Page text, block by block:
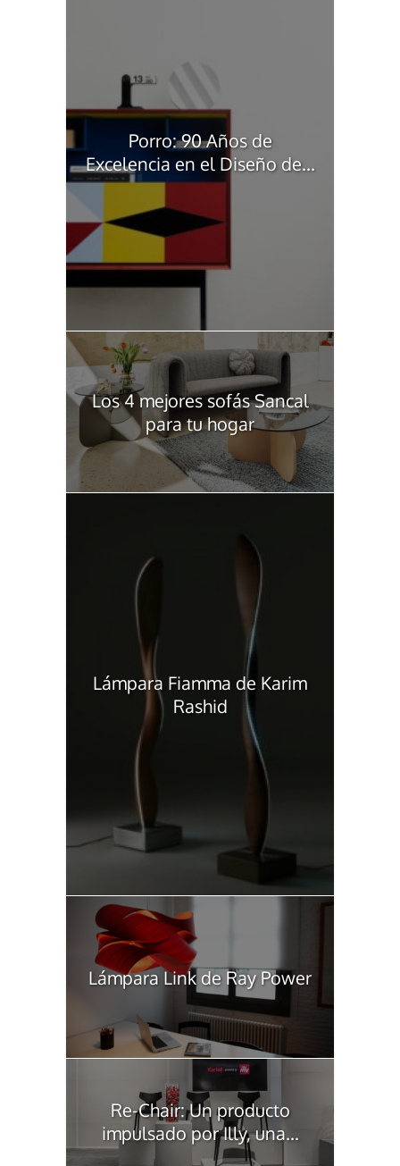
Porro: 90 Años de
Excelencia en el Diseño de...
Los 4 mejores sofás Sancal
para tu hogar
Lámpara Fiamma de Karim
Rashid
Lámpara Link de Ray Power
Re-Chair: Un producto
impulsado por Illy, una...